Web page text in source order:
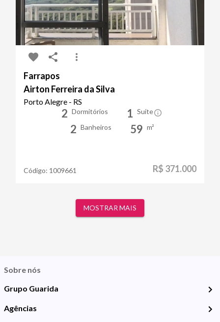
Farrapos
Airton Ferreira da Silva
Porto Alegre - RS
2 Dormitórios 1 Suíte
2 Banheiros 59 m²
Código: 1009661 R$ 371.000
MOSTRAR MAIS
Sobre nós
Grupo Guarida
Agências